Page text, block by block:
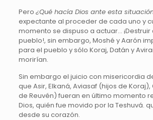
Pero ¿Qué hacía Dios ante esta
expectante al proceder de cada uno y
momento se dispuso a actuar… ¡Destruir
pueblo!, sin embargo, Moshé y Aarón
para el pueblo y sólo Koraj, Datán y
morirían.
Sin embargo el juicio con misericordia
que Asir, Elkaná, Aviasaf (hijos de
de Reuvén) fueran en último momento
Dios, quién fue movido por la Teshuvá.
desde su corazón.